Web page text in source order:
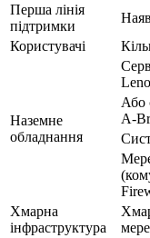
Перша лінія
підтримки
Користувачі
Наземне
обладнання
Або
A-
Хмарна
інфраструктура